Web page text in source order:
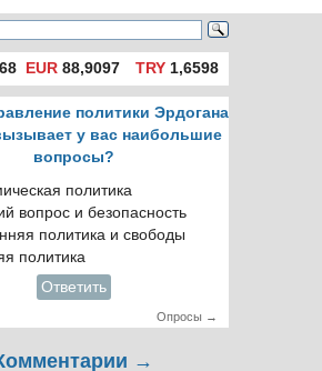
EUR 88,9097 TRY1,6598
политики Эрдогана
у вас наибольшие
вопросы?
политика
вопрос и безопасность
политика и свободы
политика
Ответить
Опросы →
→